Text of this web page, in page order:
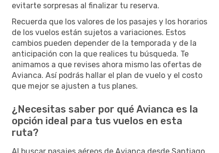
evitarte sorpresas al finalizar tu reserva.
Recuerda que los valores de los pasajes y los horarios
de los vuelos están sujetos a variaciones. Estos
cambios pueden depender de la temporada y de la
anticipación con la que realices tu búsqueda. Te
animamos a que revises ahora mismo las ofertas de
Avianca. Así podrás hallar el plan de vuelo y el costo
que mejor se ajusten a tus planes.
¿Necesitas saber por qué Avianca es la
opción ideal para tus vuelos en esta
ruta?